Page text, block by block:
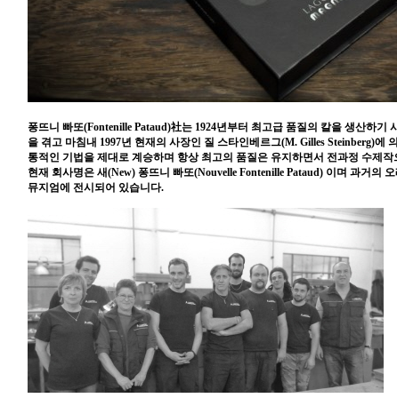
퐁뜨니 빠또(Fontenille Pataud)社는 1924년부터 최고급 품질의 칼을 생산하기
을 겪고 마침내 1997년 현재의 사장인 질 스타인베르그(M. Gilles Steinberg)에
통적인 기법을 제대로 계승하며 항상 최고의 품질은 유지하면서 전과정 수제
현재 회사명은 새(New) 퐁뜨니 빠또(Nouvelle Fontenille Pataud) 이며 과거의
뮤지엄에 전시되어 있습니다.